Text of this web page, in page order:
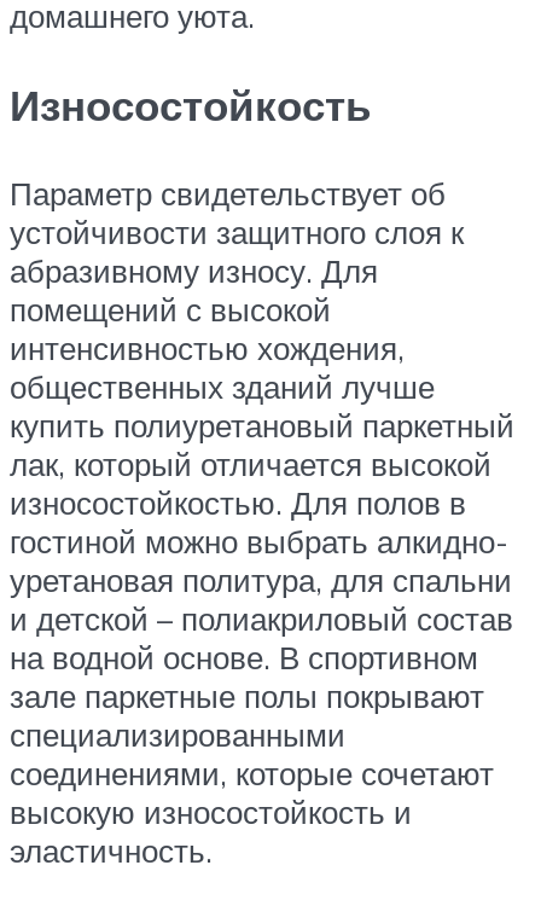
домашнего уюта.
Износостойкость
Параметр свидетельствует об
устойчивости защитного слоя к
абразивному износу. Для
помещений с высокой
интенсивностью хождения,
общественных зданий лучше
купить полиуретановый паркетный
лак, который отличается высокой
износостойкостью. Для полов в
гостиной можно выбрать алкидно-
уретановая политура, для спальни
и детской – полиакриловый состав
на водной основе. В спортивном
зале паркетные полы покрывают
специализированными
соединениями, которые сочетают
высокую износостойкость и
эластичность.